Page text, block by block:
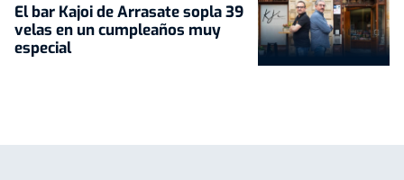
El bar Kajoi de Arrasate sopla 39
velas en un cumpleaños muy
especial